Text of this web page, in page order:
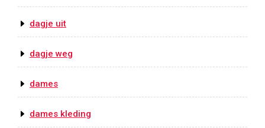
dagje uit
dagje weg
dames
dames kleding